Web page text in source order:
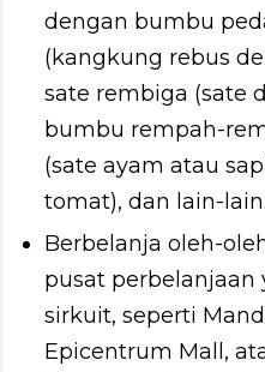
dengan bumbu
(kangkung rebus
sate rembiga (sate
bumbu rempah-
(sate ayam atau
tomat), dan lain-lain.
Berbelanja oleh-
pusat perbelanjaan
sirkuit, seperti
Epicentrum Mall,